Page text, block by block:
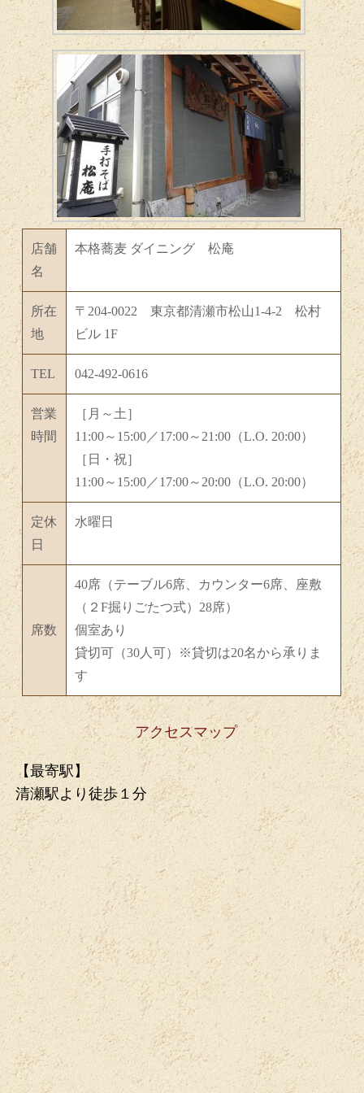
店舗
名
本格蕎麦 ダイニング 松庵
所在
地
〒204-0022 東京都清瀬市松山1-4-2 松村
ビル 1F
TEL 042-492-0616
営業
時間
［月～土］
11:00～15:00／17:00～21:00（L.O. 20:00）
［日・祝］
11:00～15:00／17:00～20:00（L.O. 20:00）
定休
日
水曜日
席数
40席（テーブル6席、カウンター6席、座敷
（２F掘りごたつ式）28席）
個室あり
貸切可（30人可）※貸切は20名から承りま
す
アクセスマップ
【最寄駅】
清瀬駅より徒歩１分